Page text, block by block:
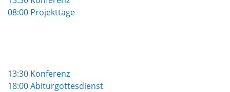
08:00 Projekttage
13:30 Konferenz
18:00 Abiturgottesdienst